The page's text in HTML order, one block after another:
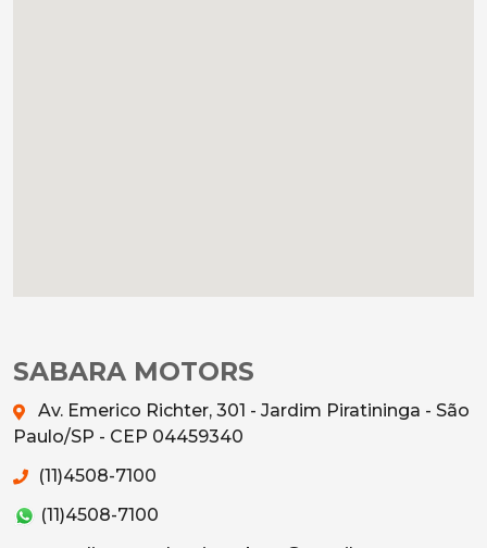
SABARA MOTORS
Av. Emerico Richter, 301 - Jardim Piratininga - São
Paulo/SP - CEP 04459340
(11)4508-7100
(11)4508-7100